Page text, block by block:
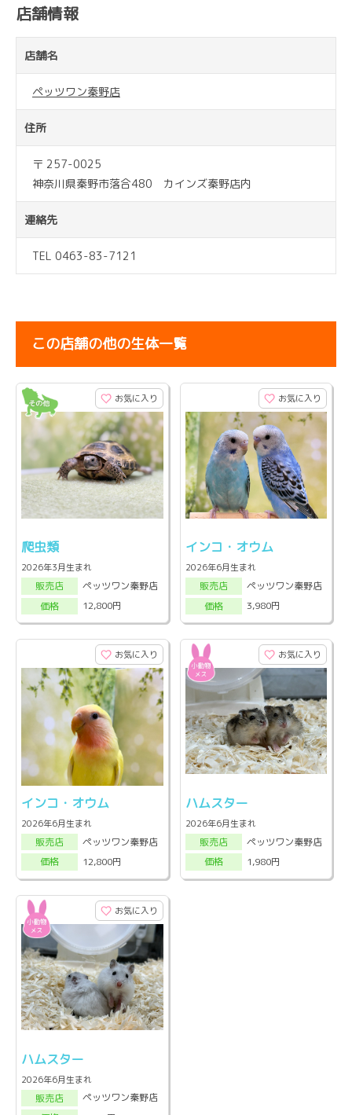
店舗情報
店舗名
ペッツワン秦野店
住所
〒 257-0025
神奈川県秦野市落合480 カインズ秦野店内
連絡先
TEL 0463-83-7121
この店舗の他の生体一覧
お気に入り
爬虫類
2026年3月生まれ
販売店
ペッツワン秦野店
価格
12,800円
お気に入り
インコ・オウム
2026年6月生まれ
販売店
ペッツワン秦野店
価格
3,980円
お気に入り
インコ・オウム
2026年6月生まれ
販売店
ペッツワン秦野店
価格
12,800円
お気に入り
ハムスター
2026年6月生まれ
販売店
ペッツワン秦野店
価格
1,980円
お気に入り
ハムスター
2026年6月生まれ
販売店
ペッツワン秦野店